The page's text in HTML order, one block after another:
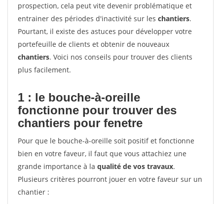
prospection, cela peut vite devenir problématique et
entrainer des périodes d'inactivité sur les chantiers.
Pourtant, il existe des astuces pour développer votre
portefeuille de clients et obtenir de nouveaux
chantiers. Voici nos conseils pour trouver des clients
plus facilement.
1 : le bouche-à-oreille
fonctionne pour trouver des
chantiers pour fenetre
Pour que le bouche-à-oreille soit positif et fonctionne
bien en votre faveur, il faut que vous attachiez une
grande importance à la qualité de vos travaux.
Plusieurs critères pourront jouer en votre faveur sur un
chantier :